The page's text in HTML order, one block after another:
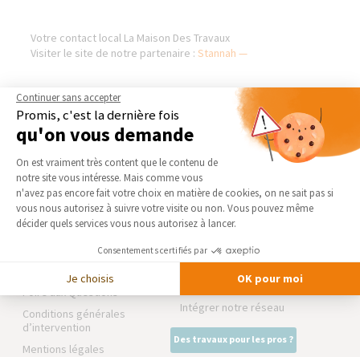
Votre contact local La Maison Des Travaux
Visiter le site de notre partenaire :Stannah —
AGENCE DE VALENCE -
ROMANS - NORD DRÔME
Qui sommes-nous
Actualités
Notre charte qualité
Partenaires
Trouver une agence
Foire aux Questions
Conditions générales
d’intervention
Mentions légales
NOS DOMAINES
D’INTERVENTION
EXTENSION
RÉNOVATION INTÉRIEURE
TRAVAUX EXTÉRIEURS
La Maison des Architectes
Expert Bricolage
Intégrer notre réseau
Des travaux pour les pros ?
Continuer sans accepter
Promis, c'est la dernière fois
qu'on vous demande
Plateforme de Gestion du
On est vraiment très content que le contenu de
notre site vous intéresse. Mais comme vous
n'avez pas encore fait votre choix en matière de cookies, on ne sait pas si
vous nous autorisez à suivre votre visite ou non. Vous pouvez même
décider quels services vous nous autorisez à lancer.
Consentements certifiés par
Je choisis OK pour moi
Axeptio consent